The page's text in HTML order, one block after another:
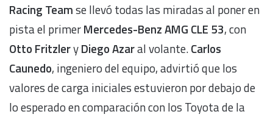
Racing Teamse llevó todas las miradas al poner en
pista el primerMercedes-Benz AMG CLE 53, con
Otto FritzleryDiego Azaral volante.Carlos
Caunedo, ingeniero del equipo, advirtió que los
valores de carga iniciales estuvieron por debajo de
lo esperado en comparación con los Toyota de la